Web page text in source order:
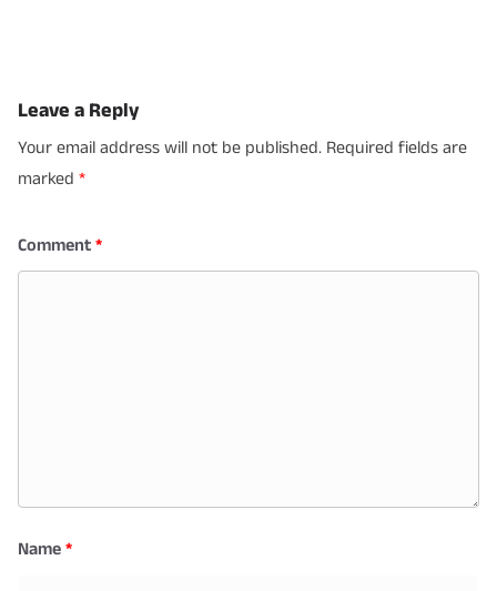
Leave a Reply
Your email address will not be published. Required fields are
marked *
Comment*
Name*